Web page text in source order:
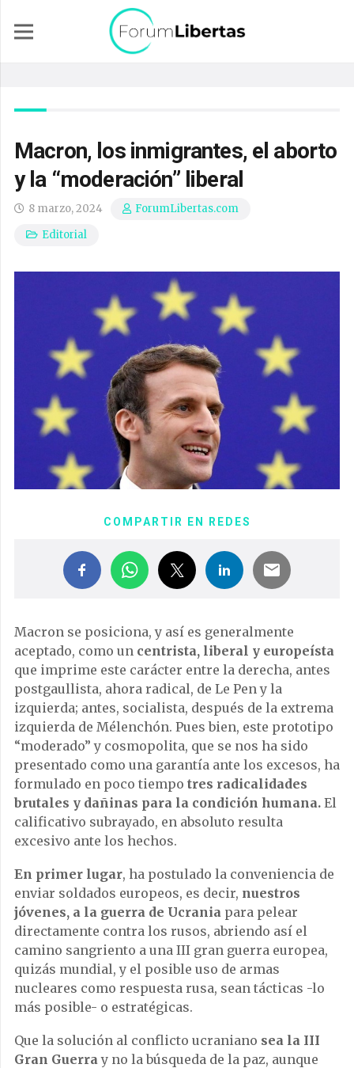
Macron, los inmigrantes, el aborto
y la “moderación” liberal
8 marzo, 2024
ForumLibertas.com
Editorial
COMPARTIR EN REDES
Macron se posiciona, y así es generalmente
aceptado, como un centrista, liberal y europeísta
que imprime este carácter entre la derecha, antes
postgaullista, ahora radical, de Le Pen y la
izquierda; antes, socialista, después de la extrema
izquierda de Mélenchón. Pues bien, este prototipo
“moderado” y cosmopolita, que se nos ha sido
presentado como una garantía ante los excesos, ha
formulado en poco tiempo tres radicalidades
brutales y dañinas para la condición humana. El
calificativo subrayado, en absoluto resulta
excesivo ante los hechos.
En primer lugar, ha postulado la conveniencia de
enviar soldados europeos, es decir, nuestros
jóvenes, a la guerra de Ucrania para pelear
directamente contra los rusos, abriendo así el
camino sangriento a una III gran guerra europea,
quizás mundial, y el posible uso de armas
nucleares como respuesta rusa, sean tácticas -lo
más posible- o estratégicas.
Que la solución al conflicto ucraniano sea la III
Gran Guerra y no la búsqueda de la paz, aunque